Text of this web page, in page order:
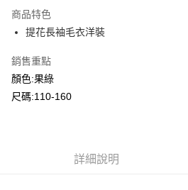
Apple Pay
Google Pay
ATM付款
每筆NT$80，滿NT$2,000(含以上)免運費
商品特色
提花長袖毛衣洋裝
銷售重點
顏色:果綠
尺碼:110-160
詳細說明